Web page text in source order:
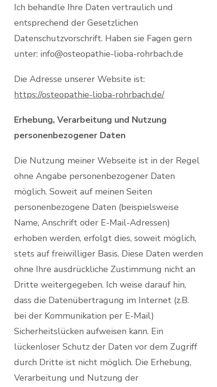
Ich behandle Ihre Daten vertraulich und
entsprechend der Gesetzlichen
Datenschutzvorschrift. Haben sie Fagen gern
unter: info@osteopathie-lioba-rohrbach.de
Die Adresse unserer Website ist:
https://osteopathie-lioba-rohrbach.de/
Erhebung, Verarbeitung und Nutzung
personenbezogener Daten
Die Nutzung meiner Webseite ist in der Regel
ohne Angabe personenbezogener Daten
möglich. Soweit auf meinen Seiten
personenbezogene Daten (beispielsweise
Name, Anschrift oder E-Mail-Adressen)
erhoben werden, erfolgt dies, soweit möglich,
stets auf freiwilliger Basis. Diese Daten werden
ohne Ihre ausdrückliche Zustimmung nicht an
Dritte weitergegeben. Ich weise darauf hin,
dass die Datenübertragung im Internet (z.B.
bei der Kommunikation per E-Mail)
Sicherheitslücken aufweisen kann. Ein
lückenloser Schutz der Daten vor dem Zugriff
durch Dritte ist nicht möglich. Die Erhebung,
Verarbeitung und Nutzung der